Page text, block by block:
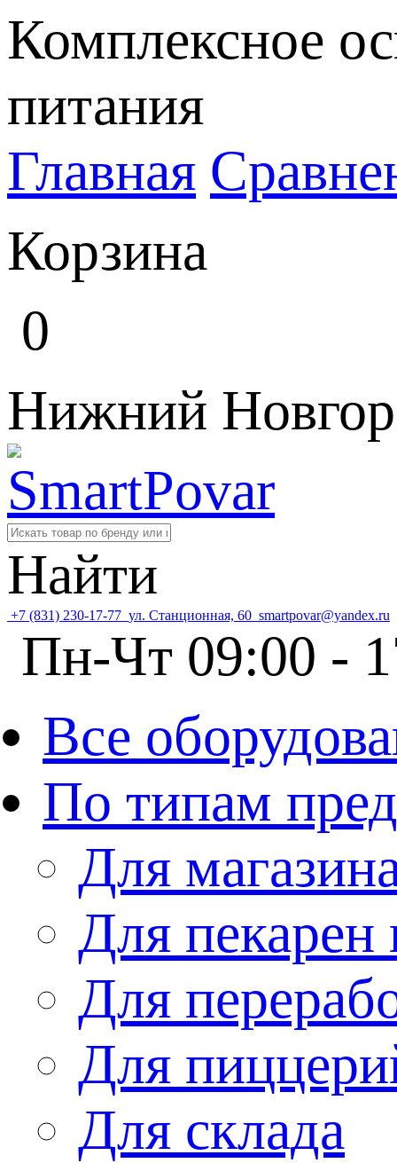
Комплексное
питания
Главная
Корзина
0
Нижний
Найти
+7 (831) 230-17-77 ул. Станционная, 60 smartpovar@yandex.ru
Пн-Чт 09:00 -
Все
По типам
Для
Для пекарен
Для
Для
Для склада